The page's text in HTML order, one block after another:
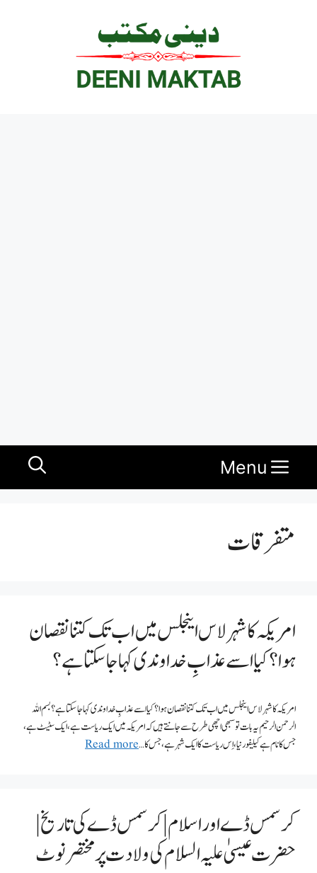
Menu
متفرقات
امریکہ کا شہر لاس اینجلس میں اب تک کتنا نقصان
ہوا ؟ کیا اسے عذابِ خداوندی کہا جا سکتا ہے؟
امریکہ کا شہر لاس اینجلس میں اب تک کتنا نقصان ہوا ؟ کیا اسے عذابِ خداوندی کہا جا سکتا ہے؟ بسم اللہ
الرحمن الرحیم یہ بات تو سبھی اچھی طرح سے جانتے ہیں کہ امریکہ میں ایک ریاست ہے، ایک سٹیٹ ہے،
جس کا نام ہے کیلیفورنیا، اِس ریاست کا ایک شہر ہے، جس کا …Read more
کرسمس ڈے اور اسلام | کرسمس ڈے کی تاریخ |
حضرت عیسیٰ علیہ السلام کی ولادت پر مختصر نوٹ